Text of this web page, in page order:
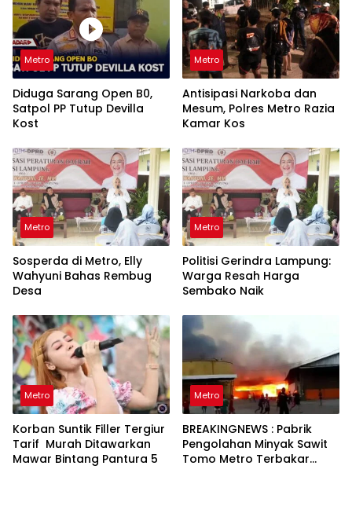
Metro
Diduga Sarang Open B0,
Satpol PP Tutup Devilla
Kost
Metro
Antisipasi Narkoba dan
Mesum, Polres Metro Razia
Kamar Kos
Metro
Sosperda di Metro, Elly
Wahyuni Bahas Rembug
Desa
Metro
Politisi Gerindra Lampung:
Warga Resah Harga
Sembako Naik
Metro
Korban Suntik Filler Tergiur
Tarif Murah Ditawarkan
Mawar Bintang Pantura 5
Metro
BREAKINGNEWS : Pabrik
Pengolahan Minyak Sawit
Tomo Metro Terbakar